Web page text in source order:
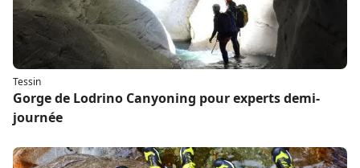
Tessin
Gorge de Lodrino Canyoning pour experts demi-
journée